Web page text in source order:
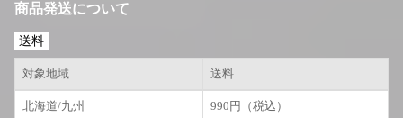
商品発送について
送料
対象地域 送料
北海道/九州 990円（税込）